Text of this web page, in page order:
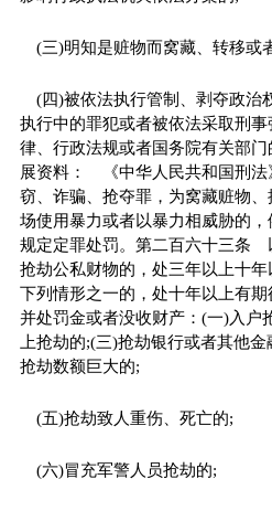
(三)明知是赃物而窝藏、转移或
(四)被依法执行管制、剥夺政治
执行中的罪犯或者被依法采取刑
律、行政法规或者国务院有关部
展资料： 《中华人民共和国刑
窃、诈骗、抢夺罪，为窝藏赃物
场使用暴力或者以暴力相威胁的
规定定罪处罚。第二百六十三条
抢劫公私财物的，处三年以上十
下列情形之一的，处十年以上有期
并处罚金或者没收财产：(一)入户
上抢劫的;(三)抢劫银行或者其他
抢劫数额巨大的;
(五)抢劫致人重伤、死亡的;
(六)冒充军警人员抢劫的;